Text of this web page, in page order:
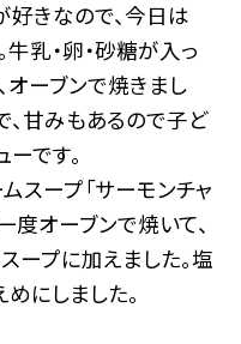
好きなので、今日は
牛乳・卵・砂糖が入っ
ーブンで焼きまし
、甘みもあるので子ど
です。
スープ「サーモンチャ
度オーブンで焼いて、
ープに加えました。塩
にしました。